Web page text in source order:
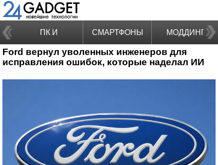
ПК И
НОУТБУКИ
СМАРТФОНЫ МОДДИНГ
Ford вернул уволенных инженеров для
исправления ошибок, которые наделал ИИ